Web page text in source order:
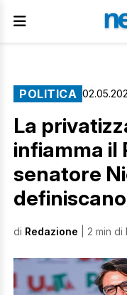
POLITICA
La
infiamma il
senatore
di Redazione | 2 min di